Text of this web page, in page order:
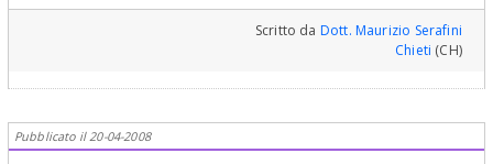
Scritto da Dott. Maurizio Serafini
Chieti (CH)
Pubblicato il 20-04-2008